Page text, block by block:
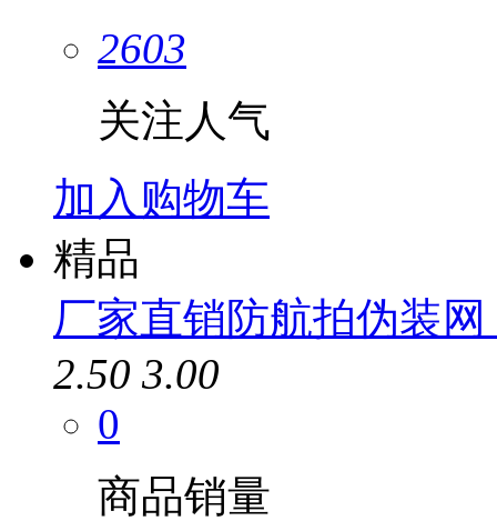
2603
关注人气
加入购物车
精品
厂家直销防航拍伪装
2.50 3.00
0
商品销量